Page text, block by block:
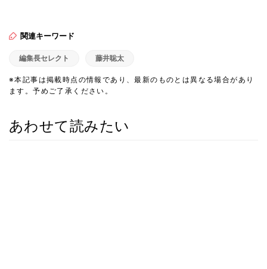
関連キーワード
編集長セレクト 藤井聡太
※本記事は掲載時点の情報であり、最新のものとは異なる場合があり
ます。予めご了承ください。
あわせて読みたい